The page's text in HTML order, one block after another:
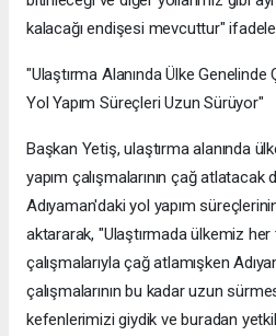
kalacağı endişesi mevcuttur"
"Ulaştırma Alanında Ülke Genelinde
Yol Yapım Süreçleri Uzun Sürüyor"
Başkan Yetiş, ulaştırma alanında
yapım çalışmalarının çağ
Adıyaman'daki yol yapım
aktararak, "Ulaştırmada ülkemiz
çalışmalarıyla çağ atlamışken
çalışmalarının bu kadar uzun
kefenlerimizi giydik ve buradan